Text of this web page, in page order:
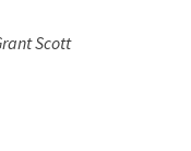
Scott